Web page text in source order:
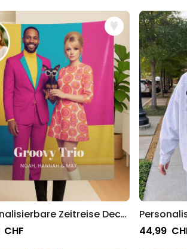
Zeitreise Decke
44,99 CHF